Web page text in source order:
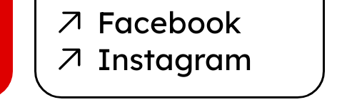
Facebook
Instagram